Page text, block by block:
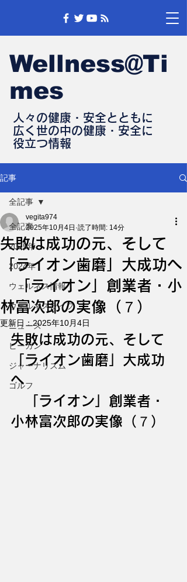
Wellness@Ti
mes
人々の健康・安全とともに
​広く世の中の健康・安全に
​役立つ情報
記事
全記事
2025年
2024年
ウェルネス情報
ウェルネスライフ
ニュース
ビーガン
ジャーナリズム
ゴルフ
全記事
失敗は成功の元、そして
「ライオン歯磨」大成功へ
「ライオン」創業者・小
林富次郎の実像（７）
vegita974
2025年10月4日 読了時間: 14分
更新日： 2025年10月4日
失敗は成功の元、そして
「ライオン歯磨」大成功
へ
「ライオン」創業者・
小林富次郎の実像（７）